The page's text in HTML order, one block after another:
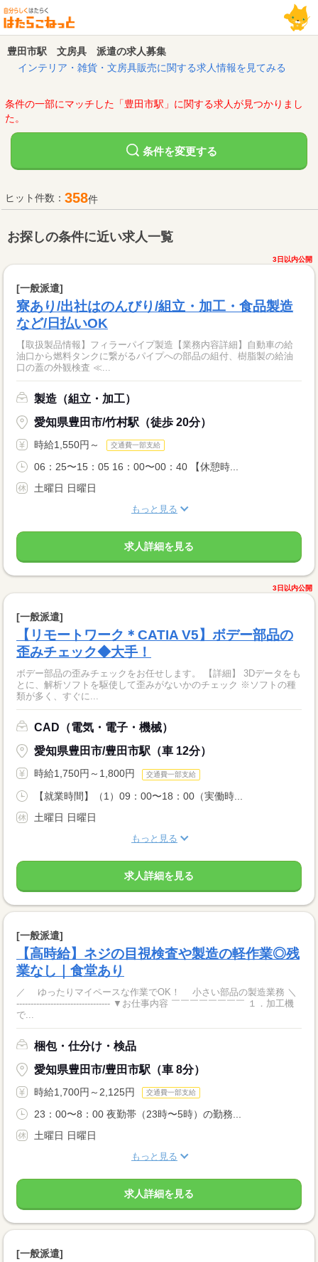
豊田市駅 文房具 派遣の求人募集
インテリア・雑貨・文房具販売に関する求人情報を見てみる
条件の一部にマッチした「豊田市駅」に関する求人が見つかりまし
た。
条件を変更する
ヒット件数： 358件
お探しの条件に近い求人一覧
3日以内公開
[一般派遣]
寮あり/出社はのんびり/組立・加工・食品製造
など/日払いOK
【取扱製品情報】フィラーパイプ製造【業務内容詳細】自動車の給
油口から燃料タンクに繋がるパイプへの部品の組付、樹脂製の給油
口の蓋の外観検査 ≪...
製造（組立・加工）
愛知県豊田市/竹村駅（徒歩 20分）
時給1,550円～ 交通費一部支給
06：25〜15：05 16：00〜00：40 【休憩時...
土曜日 日曜日
もっと見る
求人詳細を見る
3日以内公開
[一般派遣]
【リモートワーク＊CATIA V5】ボデー部品の
歪みチェック◆大手！
ボデー部品の歪みチェックをお任せします。 【詳細】 3Dデータをも
とに、解析ソフトを駆使して歪みがないかのチェック ※ソフトの種
類が多く、すぐに...
CAD（電気・電子・機械）
愛知県豊田市/豊田市駅（車 12分）
時給1,750円～1,800円 交通費一部支給
【就業時間】（1）09：00〜18：00（実働時...
土曜日 日曜日
もっと見る
求人詳細を見る
[一般派遣]
【高時給】ネジの目視検査や製造の軽作業◎残
業なし｜食堂あり
／ ゆったりマイペースな作業でOK！ 小さい部品の製造業務 ＼
--------------------------------- ▼お仕事内容 ￣￣￣￣￣￣￣￣ １．加工機
で...
梱包・仕分け・検品
愛知県豊田市/豊田市駅（車 8分）
時給1,700円～2,125円 交通費一部支給
23：00〜8：00 夜勤帯（23時〜5時）の勤務...
土曜日 日曜日
もっと見る
求人詳細を見る
[一般派遣]